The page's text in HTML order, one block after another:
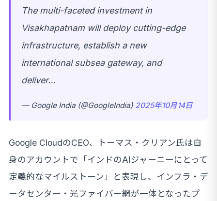
The multi-faceted investment in
Visakhapatnam will deploy cutting-edge
infrastructure, establish a new
international subsea gateway, and
deliver…
— Google India (@GoogleIndia) 2025年10月14日
Google CloudのCEO、トーマス・クリアン氏は自
身のアカウントで「インドのAIジャーニーにとって
定義的なマイルストーン」と表現し、インフラ・デ
ータセンター・光ファイバー網が一体となったプ